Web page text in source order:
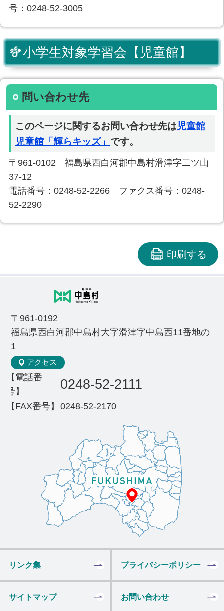
号：0248-52-3005
小学生対象学習会【児童館】
問い合わせ先
このページに関するお問い合わせ先は児童館
児童館「輝らキッズ」 です。
〒961-0102 福島県西白河郡中島村滑津字二ツ山
37-12
電話番号：0248-52-2266 ファクス番号：0248-
52-2290
印刷する
〒961-0192
福島県西白河郡中島村大字滑津字中島西11番地の
1
アクセス
【電話番
号】
0248-52-2111
【FAX番号】 0248-52-2170
リンク集 プライバシーポリシー
サイトマップ お問い合わせ